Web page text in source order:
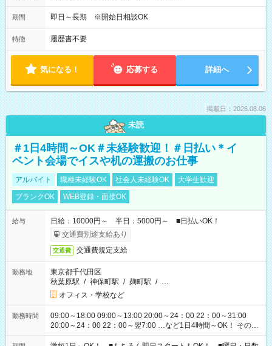
期間 即日～長期 ※開始日相談OK
特徴 履歴書不要
気になる！ 応募する 詳細へ
掲載日：2026.08.06
未読
＃1日4時間～OK＃未経験歓迎！＃日払い＊イ
ベント会場でイスや机の運搬のお仕事
アルバイト 職種未経験OK 社会人未経験OK
大学生歓迎
ブランクOK
WEB登録・面接OK
給与
日給：10000円～ 半日：5000円～ ■日払いOK！
交通費別途支給あり
交通費 交通費規定支給
勤務地
東京都千代田区
秋葉原駅 / 神保町駅 / 麹町駅 / …
オフィス・学校など
勤務時間
09:00～18:00 09:00～13:00 20:00～24：00 22：00～31:00
20:00～24：00 22：00～翌7:00 …など1日4時間～OK！ その他
シフトもございます！ お気軽にご相談ください！